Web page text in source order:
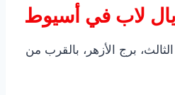
لاب في أسيوط
برج الأزهر، بالقرب من